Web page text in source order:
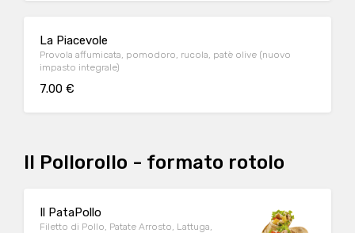
La Piacevole
Provola affumicata, pomodoro, rucola, patè olive (nuovo
impasto integrale)
7.00 €
Il Pollorollo - formato rotolo
Il PataPollo
Filetto di Pollo, Patate Arrosto, Lattuga,